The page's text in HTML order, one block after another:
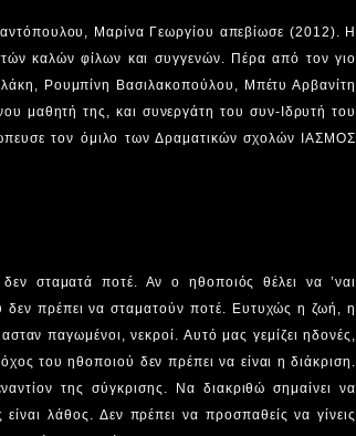
Μαρίνα Γεωργίου απεβίωσε (2012). Η
καλών φίλων και συγγενών. Πέρα από τον γιο
Ρουμπίνη Βασιλακοπούλου, Μπέτυ Αρβανίτη
μαθητή της, και συνεργάτη του συν-Ιδρυτή του
τον όμιλο των Δραματικών σχολών ΙΑΣΜΟΣ
σταματά ποτέ. Αν ο ηθοποιός θέλει να ’ναι
πρέπει να σταματούν ποτέ. Ευτυχώς η ζωή, η
παγωμένοι, νεκροί. Αυτό μας γεμίζει ηδονές,
του ηθοποιού δεν πρέπει να είναι η διάκριση.
της σύγκρισης. Να διακριθώ σημαίνει να
λάθος. Δεν πρέπει να προσπαθείς να γίνεις